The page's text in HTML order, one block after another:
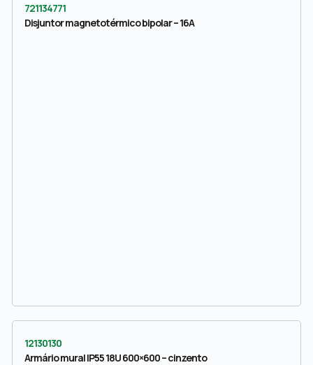
721134771
Disjuntor magnetotérmico bipolar – 16A
12130130
Armário mural IP55 18U 600×600 – cinzento